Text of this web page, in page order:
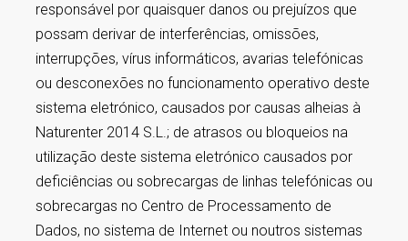
responsável por quaisquer danos ou prejuízos que
possam derivar de interferências, omissões,
interrupções, vírus informáticos, avarias telefónicas
ou desconexões no funcionamento operativo deste
sistema eletrónico, causados ​​por causas alheias à
Naturenter 2014 S.L.; de atrasos ou bloqueios na
utilização deste sistema eletrónico causados ​​por
deficiências ou sobrecargas de linhas telefónicas ou
sobrecargas no Centro de Processamento de
Dados, no sistema de Internet ou noutros sistemas